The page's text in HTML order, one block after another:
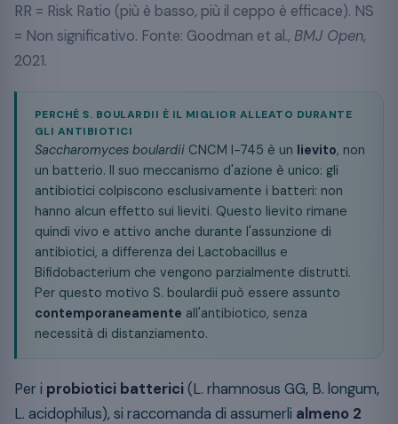
RR = Risk Ratio (più è basso, più il ceppo è efficace). NS
= Non significativo. Fonte: Goodman et al., BMJ Open,
2021.
PERCHÉ S. BOULARDII È IL MIGLIOR ALLEATO DURANTE
GLI ANTIBIOTICI
Saccharomyces boulardii CNCM I-745 è un lievito, non
un batterio. Il suo meccanismo d'azione è unico: gli
antibiotici colpiscono esclusivamente i batteri: non
hanno alcun effetto sui lieviti. Questo lievito rimane
quindi vivo e attivo anche durante l'assunzione di
antibiotici, a differenza dei Lactobacillus e
Bifidobacterium che vengono parzialmente distrutti.
Per questo motivo S. boulardii può essere assunto
contemporaneamente all'antibiotico, senza
necessità di distanziamento.
Per i probiotici batterici(L. rhamnosus GG, B. longum,
L. acidophilus), si raccomanda di assumerli almeno 2